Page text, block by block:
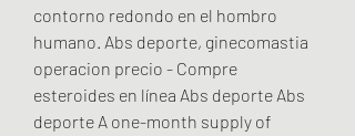
contorno redondo en el hombro
humano. Abs deporte, ginecomastia
operacion precio - Compre
esteroides en línea Abs deporte Abs
deporte A one-month supply of